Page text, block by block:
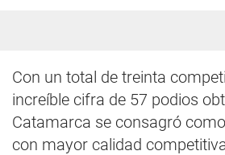
Con un total de treinta
increíble cifra de 57 podios
Catamarca se consagró
con mayor calidad